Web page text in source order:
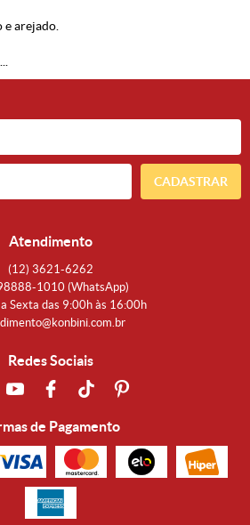
arejado.
CADASTRAR
Atendimento
(12) 3621-6262
1010 (WhatsApp)
Sexta das 9:00h às 16:00h
Redes Sociais
de Pagamento